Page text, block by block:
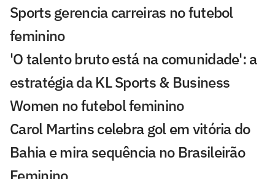
Sports gerencia carreiras no futebol
feminino
'O talento bruto está na comunidade': a
estratégia da KL Sports & Business
Women no futebol feminino
Carol Martins celebra gol em vitória do
Bahia e mira sequência no Brasileirão